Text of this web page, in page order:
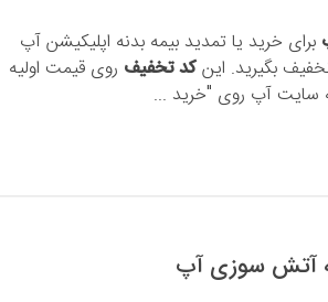
برای خرید یا تمدید بیمه بدنه اپلیکیشن آپ
کد تخفیف روی قیمت اولیه
سایت آپ روی "خرید ...